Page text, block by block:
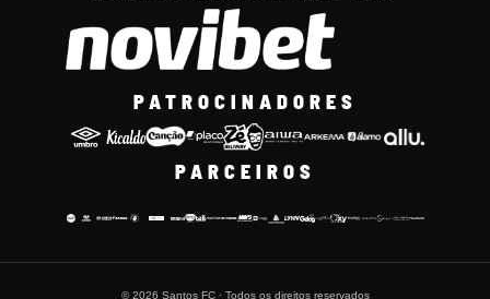
PATROCINADORES
PARCEIROS
© 2026 Santos FC · Todos os direitos reservados